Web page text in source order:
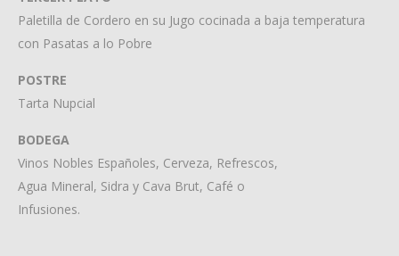
Paletilla de Cordero en su Jugo cocinada a baja temperatura
con Pasatas a lo Pobre
POSTRE
Tarta Nupcial
BODEGA
Vinos Nobles Españoles, Cerveza, Refrescos,
Agua Mineral, Sidra y Cava Brut, Café o
Infusiones.